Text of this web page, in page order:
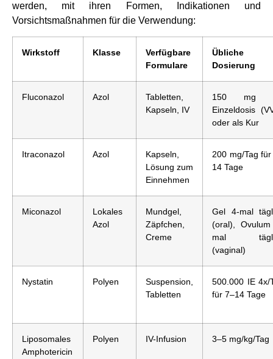
werden, mit ihren Formen, Indikationen und
Vorsichtsmaßnahmen für die Verwendung:
Wirkstoff Klasse
Verfügbare
Formulare
Übliche
Dosierung
Fluconazol Azol
Tabletten,
Kapseln, IV
150 mg
Einzeldosis
oder als Kur
Itraconazol Azol
Kapseln,
Lösung zum
Einnehmen
200 mg/Tag
14 Tage
Miconazol
Lokales
Azol
Mundgel,
Zäpfchen,
Creme
Gel 4-mal
(oral),
mal
(vaginal)
Nystatin Polyen
Suspension,
Tabletten
500.000 IE 4x/
für 7–14 Tage
Liposomales
Amphotericin
Polyen IV-Infusion 3–5 mg/kg/Tag